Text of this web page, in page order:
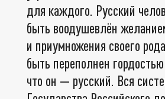
для каждого. Русский
быть воодушевлён
и приумножения своего
быть переполнен
что он — русский. Вся